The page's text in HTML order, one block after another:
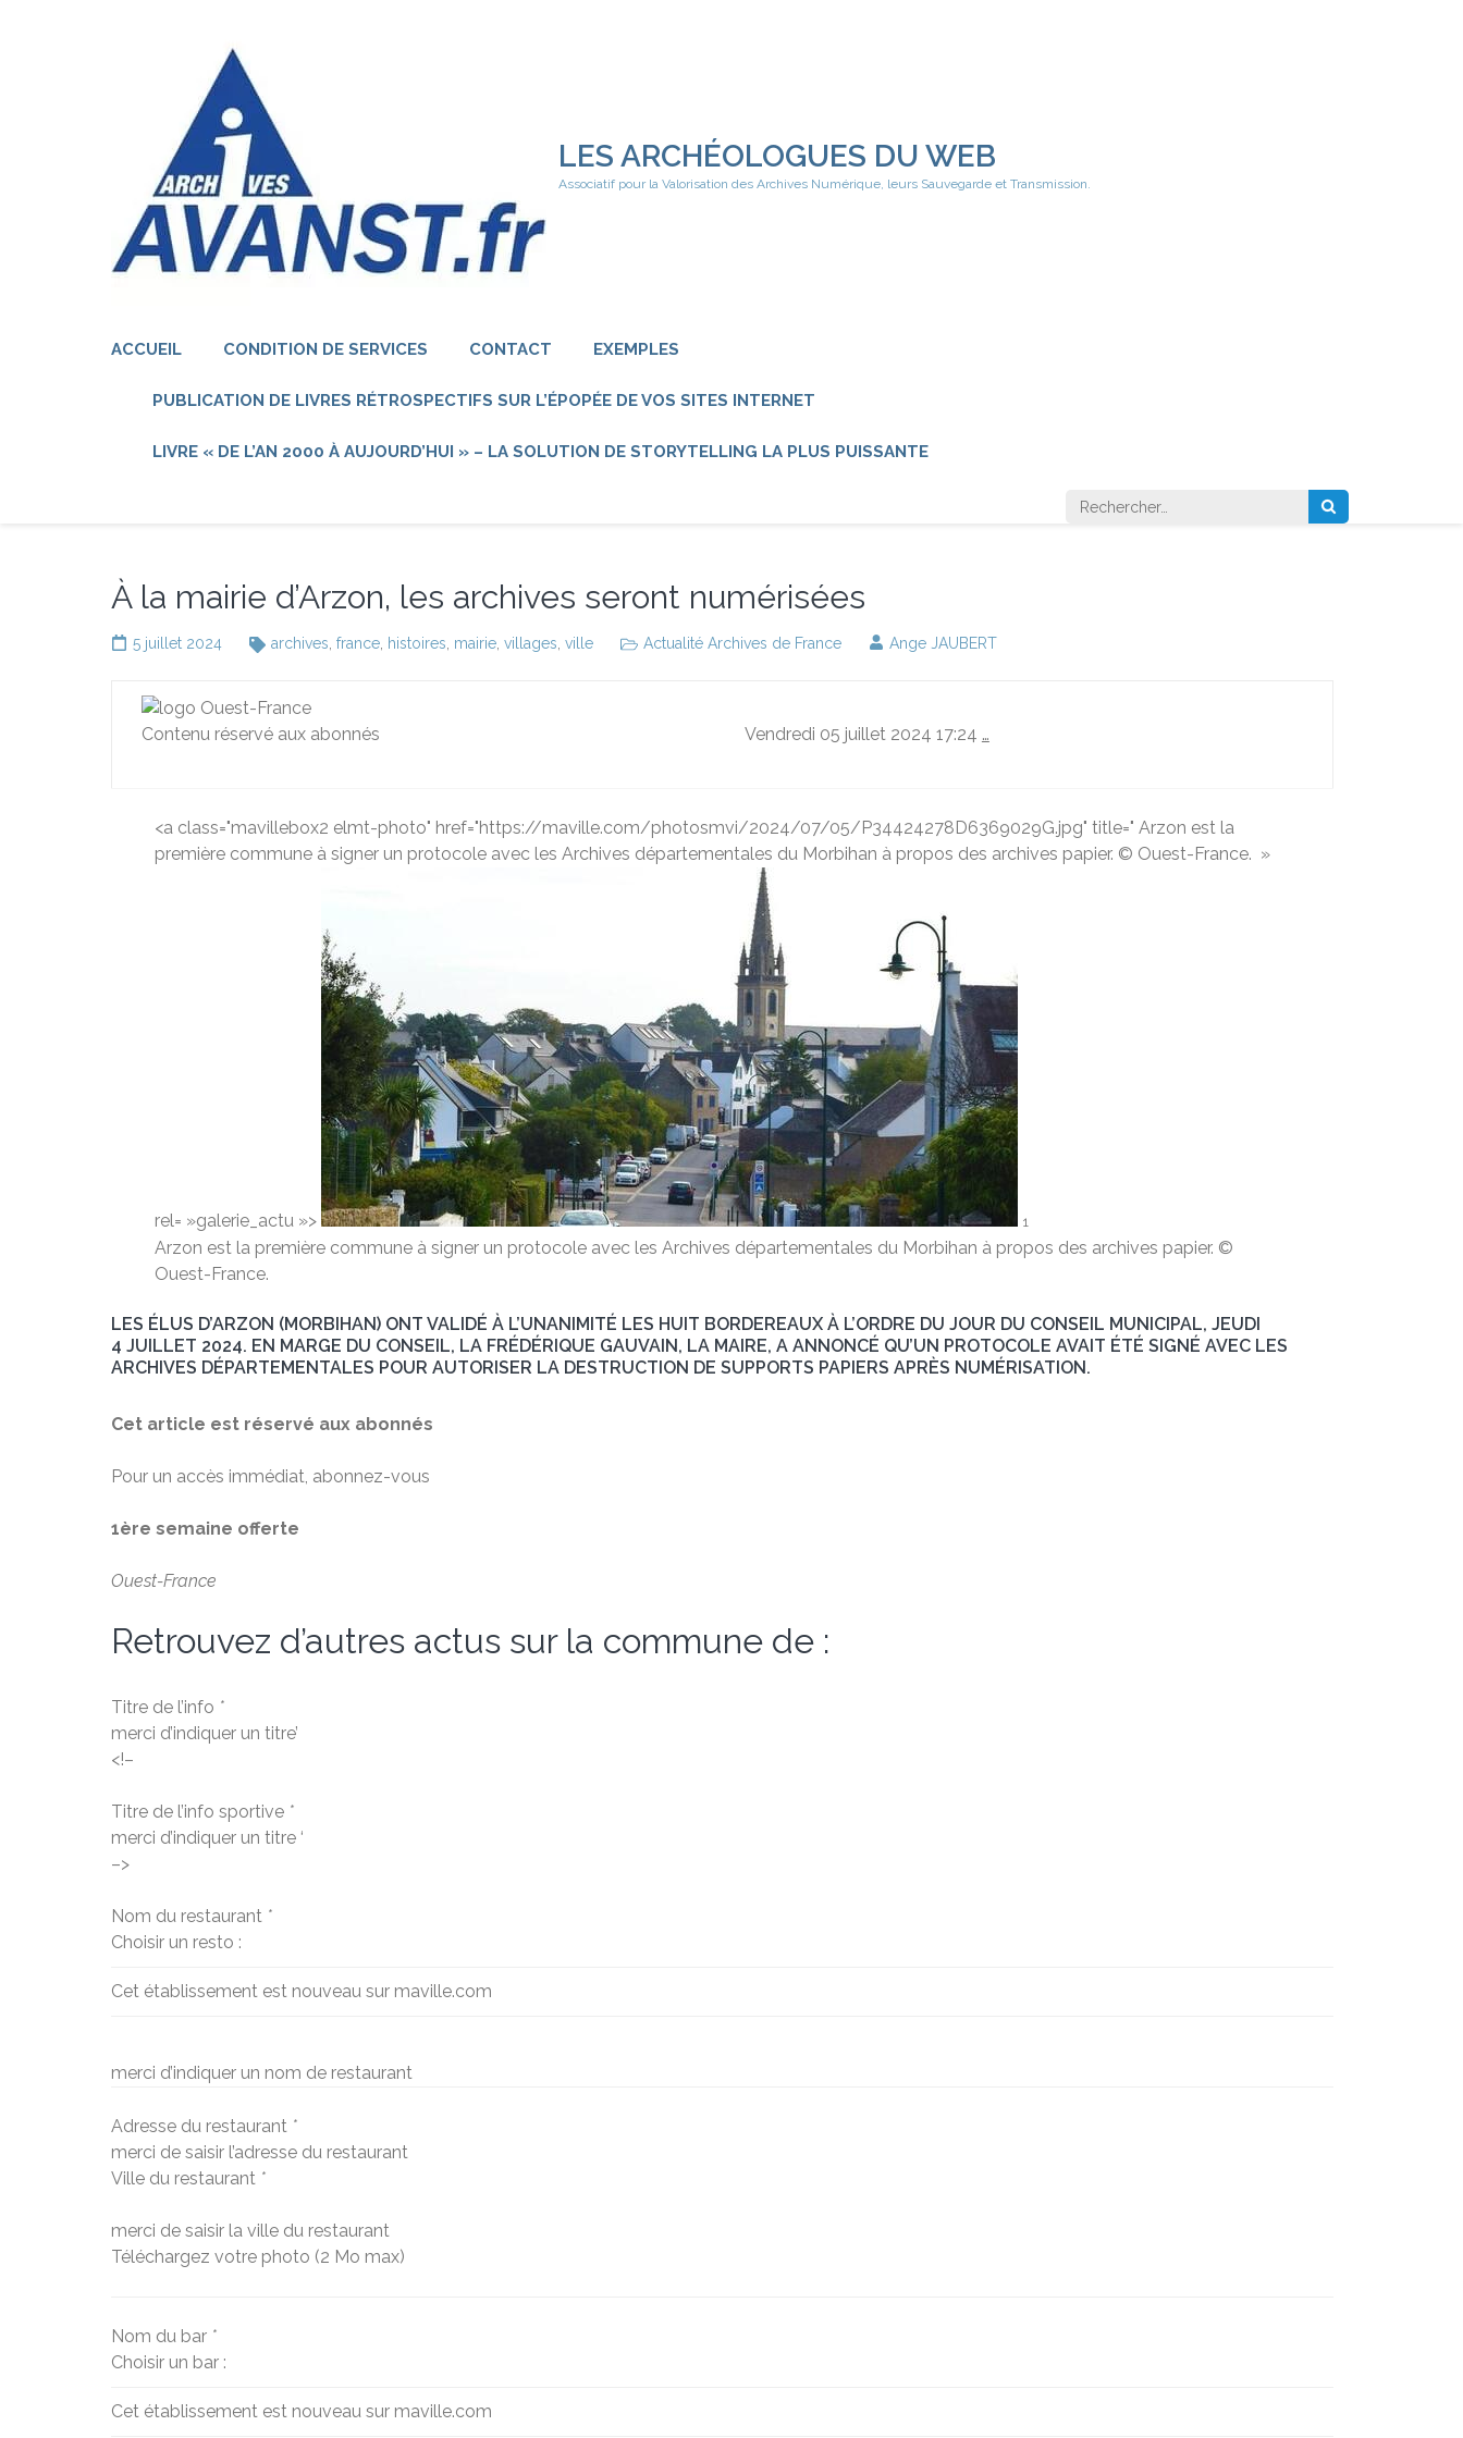
LES ARCHÉOLOGUES DU WEB
Associatif pour la Valorisation des Archives Numérique, leurs Sauvegarde et Transmission.
ACCUEIL CONDITION DE SERVICES CONTACT EXEMPLES
PUBLICATION DE LIVRES RÉTROSPECTIFS SUR L’ÉPOPÉE DE VOS SITES INTERNET
LIVRE « DE L’AN 2000 À AUJOURD’HUI » – LA SOLUTION DE STORYTELLING LA PLUS PUISSANTE
Rechercher :
À la mairie d’Arzon, les archives seront numérisées
5 juillet 2024 archives france histoires mairie villages ville Actualité Archives de France Ange JAUBERT
Contenu réservé aux abonnés Vendredi 05 juillet 2024 17:24 …
<a class="mavillebox2 elmt-photo" href="https://maville.com/photosmvi/2024/07/05/P34424278D6369029G.jpg" title=" Arzon est la
première commune à signer un protocole avec les Archives départementales du Morbihan à propos des archives papier. © Ouest-France. »
rel= »galerie_actu »> 1
Arzon est la première commune à signer un protocole avec les Archives départementales du Morbihan à propos des archives papier. ©
Ouest-France.
LES ÉLUS D’ARZON (MORBIHAN) ONT VALIDÉ À L’UNANIMITÉ LES HUIT BORDEREAUX À L’ORDRE DU JOUR DU CONSEIL MUNICIPAL, JEUDI
4 JUILLET 2024. EN MARGE DU CONSEIL, LA FRÉDÉRIQUE GAUVAIN, LA MAIRE, A ANNONCÉ QU’UN PROTOCOLE AVAIT ÉTÉ SIGNÉ AVEC LES
ARCHIVES DÉPARTEMENTALES POUR AUTORISER LA DESTRUCTION DE SUPPORTS PAPIERS APRÈS NUMÉRISATION.
Cet article est réservé aux abonnés
Pour un accès immédiat, abonnez-vous
1ère semaine offerte
Ouest-France
Retrouvez d’autres actus sur la commune de :
Titre de l’info *
merci d’indiquer un titre’
<!–
Titre de l’info sportive *
merci d’indiquer un titre ‘
–>
Nom du restaurant *
Choisir un resto :
Cet établissement est nouveau sur maville.com
merci d’indiquer un nom de restaurant
Adresse du restaurant *
merci de saisir l’adresse du restaurant
Ville du restaurant *
merci de saisir la ville du restaurant
Téléchargez votre photo (2 Mo max)
Nom du bar *
Choisir un bar :
Cet établissement est nouveau sur maville.com